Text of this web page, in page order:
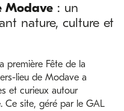
Modave: un
nature, culture et
première Fête de la
lieu de Modave a
et curieux autour
Ce site, géré par le GAL